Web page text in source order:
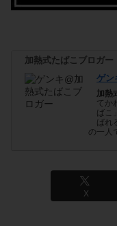
加熱式たばこブロガー
ゲン
加熱
てか
ばこ
ばれ
の一人
X